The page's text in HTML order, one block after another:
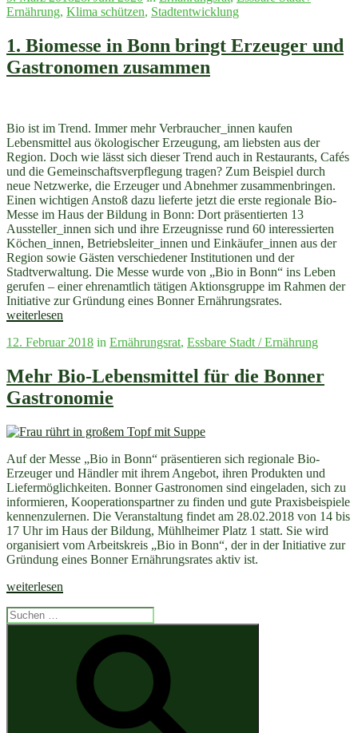
Bonner
Festival
2019“
am
Ernährung, Klima schützen, Stadtentwicklung
1. Biomesse in Bonn bringt Erzeuger und
Gastronomen zusammen
Bio ist im Trend. Immer mehr Verbraucher_innen kaufen
Lebensmittel aus ökologischer Erzeugung, am liebsten aus der
Region. Doch wie lässt sich dieser Trend auch in Restaurants, Cafés
und die Gemeinschaftsverpflegung tragen? Zum Beispiel durch
neue Netzwerke, die Erzeuger und Abnehmer zusammenbringen.
Einen wichtigen Anstoß dazu lieferte jetzt die erste regionale Bio-
Messe im Haus der Bildung in Bonn: Dort präsentierten 13
Aussteller_innen sich und ihre Erzeugnisse rund 60 interessierten
Köchen_innen, Betriebsleiter_innen und Einkäufer_innen aus der
Region sowie Gästen verschiedener Institutionen und der
Stadtverwaltung. Die Messe wurde von „Bio in Bonn“ ins Leben
gerufen – einer ehrenamtlich tätigen Aktionsgruppe im Rahmen der
Initiative zur Gründung eines Bonner Ernährungsrates.
„1.
in
bringt
Erzeuger
und
zusammen“
weiterlesen
Veröffentlicht
12. Februar 2018 in Ernährungsrat, Essbare Stadt / Ernährung
Mehr Bio-Lebensmittel für die Bonner
Gastronomie
Auf der Messe „Bio in Bonn“ präsentieren sich regionale Bio-
Erzeuger und Händler mit ihrem Angebot, ihren Produkten und
Liefermöglichkeiten. Bonner Gastronomen sind eingeladen, sich zu
informieren, Kooperationspartner zu finden und gute Praxisbeispiele
kennenzulernen. Die Veranstaltung findet am 28.02.2018 von 14 bis
17 Uhr im Haus der Bildung, Mühlheimer Platz 1 statt. Sie wird
organisiert vom Arbeitskreis „Bio in Bonn“, der in der Initiative zur
Gründung eines Bonner Ernährungsrates aktiv ist.
„Mehr
Lebensmittel
für
weiterlesen
Suchen
nach: